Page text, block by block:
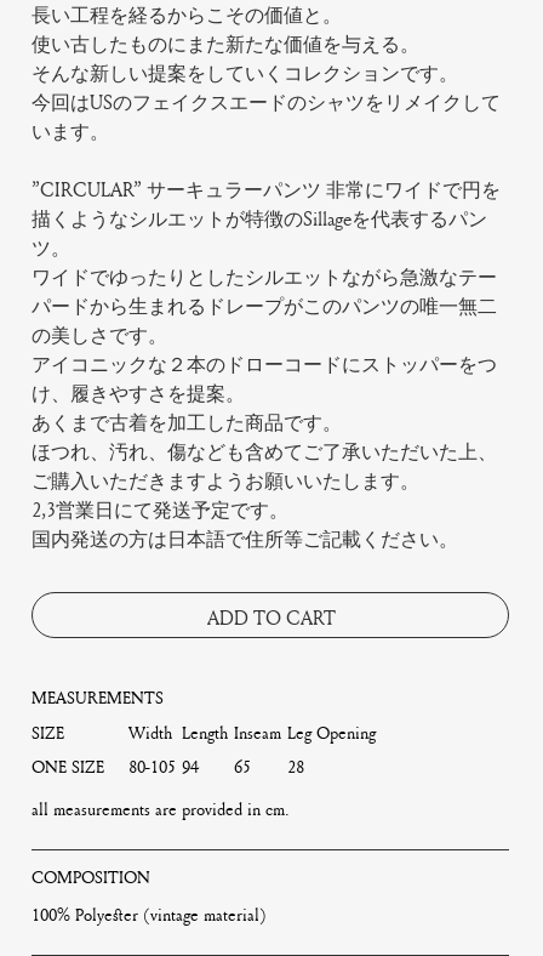
長い工程を経るからこその価値と。
使い古したものにまた新たな価値を与える。
そんな新しい提案をしていくコレクションです。
今回はUSのフェイクスエードのシャツをリメイクして
います。
”CIRCULAR” サーキュラーパンツ 非常にワイドで円を
描くようなシルエットが特徴のSillageを代表するパン
ツ。
ワイドでゆったりとしたシルエットながら急激なテー
パードから生まれるドレープがこのパンツの唯一無二
の美しさです。
アイコニックな２本のドローコードにストッパーをつ
け、履きやすさを提案。
あくまで古着を加工した商品です。
ほつれ、汚れ、傷なども含めてご了承いただいた上、
ご購入いただきますようお願いいたします。
2,3営業日にて発送予定です。
国内発送の方は日本語で住所等ご記載ください。
ADD TO CART
MEASUREMENTS
SIZE
Width Length Inseam Leg Opening
ONE SIZE
80-105 94 65
28
all measurements are provided in cm.
COMPOSITION
100% Polyester (vintage material)